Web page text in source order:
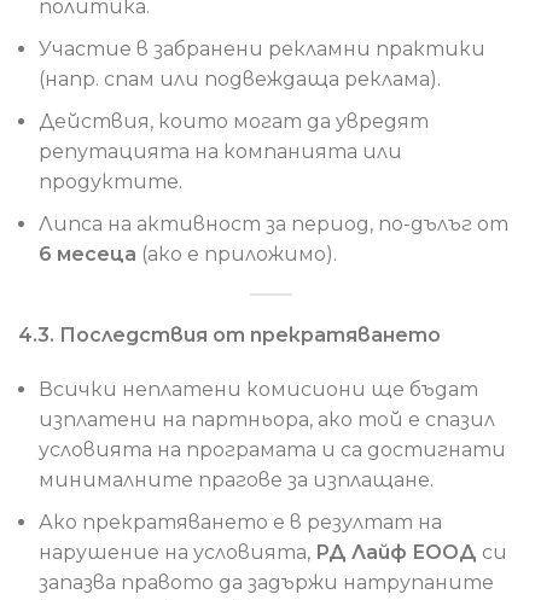
политика.
Участие в забранени рекламни практики
(напр. спам или подвеждаща реклама).
Действия, които могат да увредят
репутацията на компанията или
продуктите.
Липса на активност за период, по-дълъг от
6 месеца (ако е приложимо).
4.3. Последствия от прекратяването
Всички неплатени комисиони ще бъдат
изплатени на партньора, ако той е спазил
условията на програмата и са достигнати
минималните прагове за изплащане.
Ако прекратяването е в резултат на
нарушение на условията, РД Лайф ЕООД си
запазва правото да задържи натрупаните